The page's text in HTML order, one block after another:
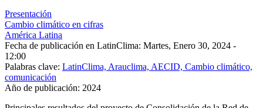
Presentación
Cambio climático en cifras
América Latina
Fecha de publicación en LatinClima: Martes, Enero 30, 2024 -
12:00
Palabras clave: LatinClima, Arauclima, AECID, Cambio climático,
comunicación
Año de publicación: 2024